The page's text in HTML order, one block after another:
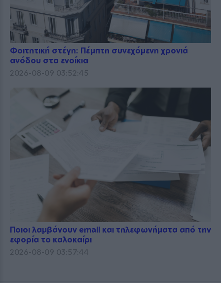
Φοιτητική στέγη: Πέμπτη συνεχόμενη χρονιά
ανόδου στα ενοίκια
2026-08-09 03:52:45
Ποιοι λαμβάνουν email και τηλεφωνήματα από την
εφορία το καλοκαίρι
2026-08-09 03:57:44